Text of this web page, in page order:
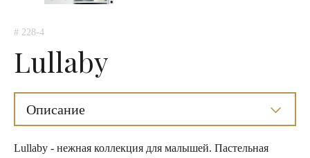
# 228-4
Lullaby
Описание
Lullaby - нежная коллекция для малышей. Пастельная